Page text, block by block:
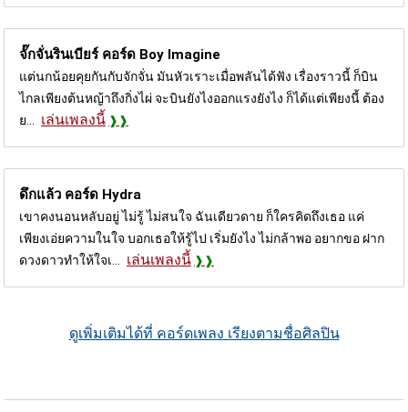
จั๊กจั่นรินเบียร์ คอร์ด Boy Imagine
แต่นกน้อยคุยกันกับจักจั่น มันหัวเราะเมื่อพลันได้ฟัง เรื่องราวนี้ ก็บิน
ไกลเพียงต้นหญ้าถึงกิ่งไผ่ จะบินยังไงออกแรงยังไง ก็ได้แต่เพียงนี้ ต้อง
ย... เล่นเพลงนี้
ดึกแล้ว คอร์ด Hydra
เขาคงนอนหลับอยู่ ไม่รู้ ไม่สนใจ ฉันเดียวดาย ก็ใครคิดถึงเธอ แค่
เพียงเอ่ยความในใจ บอกเธอให้รู้ไป เริ่มยังไง ไม่กล้าพอ อยากขอ ฝาก
ดวงดาวทำให้ใจเ... เล่นเพลงนี้
ดูเพิ่มเติมได้ที่ คอร์ดเพลง เรียงตามชื่อศิลปิน